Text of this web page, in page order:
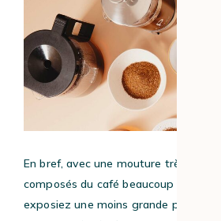
En bref, avec une mouture très fine,
composés du café beaucoup plus
exposiez une moins grande partie à